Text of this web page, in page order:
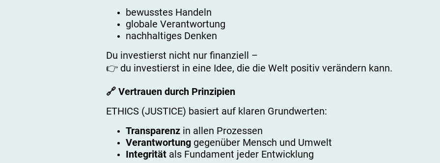
bewusstes Handeln
globale Verantwortung
nachhaltiges Denken
Du investierst nicht nur finanziell –
👉 du investierst in eine Idee, die die Welt positiv verändern kann.
🔗 Vertrauen durch Prinzipien
ETHICS (JUSTICE) basiert auf klaren Grundwerten:
Transparenz in allen Prozessen
Verantwortung gegenüber Mensch und Umwelt
Integrität als Fundament jeder Entwicklung